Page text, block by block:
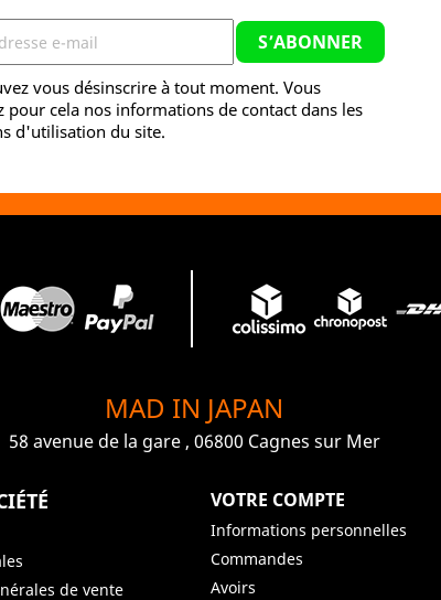
vous désinscrire à tout moment. Vous
pour cela nos informations de contact dans les
d'utilisation du site.
MAD IN JAPAN
58 avenue de la gare , 06800 Cagnes sur Mer
de vente
VOTRE COMPTE
Informations personnelles
Commandes
Avoirs